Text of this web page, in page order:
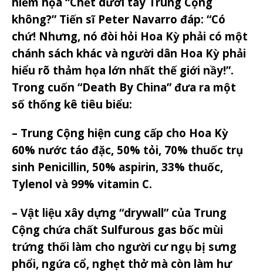
không?” Tiến sĩ Peter Navarro đáp: “Có
chứ! Nhưng, nó đòi hỏi Hoa Kỳ phải có một
chánh sách khác và người dân Hoa Kỳ phải
hiểu rõ thảm họa lớn nhất thế giới nầy!”.
Trong cuốn “Death By China” đưa ra một
số thống kê tiêu biểu:
– Trung Cộng hiện cung cấp cho Hoa Kỳ
60% nước táo đặc, 50% tỏi, 70% thuốc trụ
sinh Penicillin, 50% aspirin, 33% thuốc,
Tylenol và 99% vitamin C.
– Vật liệu xây dựng “drywall” của Trung
Cộng chứa chất Sulfurous gas bốc mùi
trứng thối làm cho người cư ngụ bị sưng
phổi, ngứa cổ, nghẹt thở mà còn làm hư